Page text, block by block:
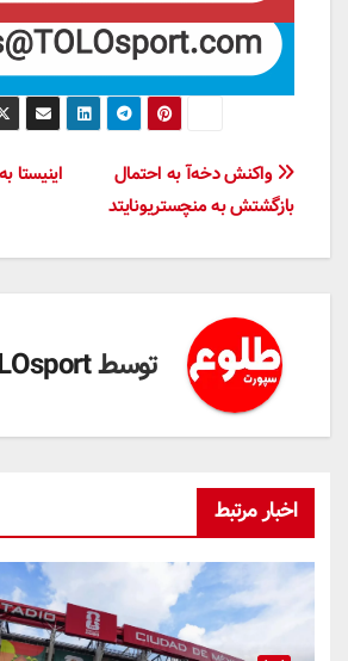
راهبری
نوشته
اینیستا
واکنش دخه‌آ به احتمال
بازگشتش به منچستریونایتد
توسط
اخبار مرتبط